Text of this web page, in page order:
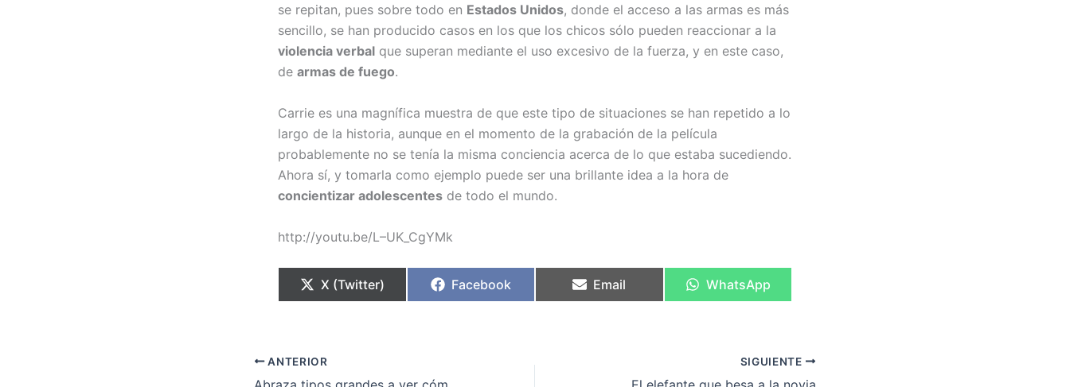
se repitan, pues sobre todo en Estados Unidos, donde el acceso a las armas es más
sencillo, se han producido casos en los que los chicos sólo pueden reaccionar a la
violencia verbal que superan mediante el uso excesivo de la fuerza, y en este caso,
de armas de fuego.
Carrie es una magnífica muestra de que este tipo de situaciones se han repetido a lo
largo de la historia, aunque en el momento de la grabación de la película
probablemente no se tenía la misma conciencia acerca de lo que estaba sucediendo.
Ahora sí, y tomarla como ejemplo puede ser una brillante idea a la hora de
concientizar adolescentes de todo el mundo.
http://youtu.be/L–UK_CgYMk
Compartir
X (Twitter)
Compartir
Facebook
Compartir
Email
Compartir
WhatsApp
ANTERIOR SIGUIENTE